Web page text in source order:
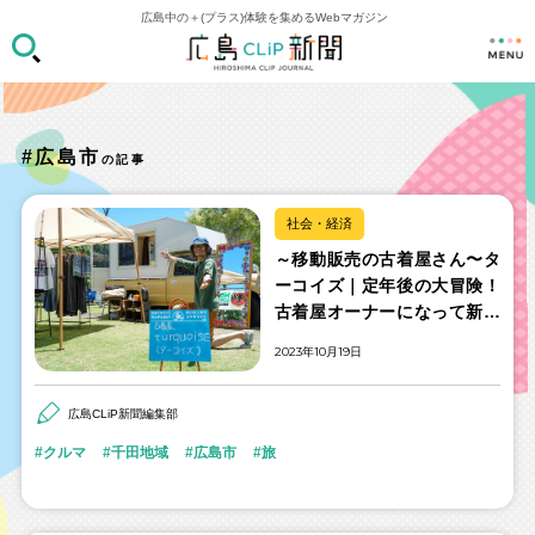
広島中の＋(プラス)体験を集めるWebマガジン
#広島市 の記事
社会・経済
～移動販売の古着屋さん〜タ
ーコイズ｜定年後の大冒険！
古着屋オーナーになって新し
2023年10月19日
広島CLiP新聞編集部
クルマ 千田地域 広島市 旅